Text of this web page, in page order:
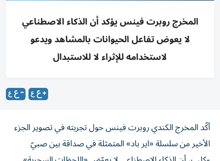
المخرج روبرت فينس يؤكد أن الذكاء الاصطناعي
لا يعوض تفاعل الحيوانات بالمشاهد ويدعو
لاستخدامه للإثراء لا للاستبدال
أكّد المخرج الكندي روبرت فينس حول تجربته في تصوير الجزء
الأخير من سلسلة «اير باد» المتمثلة في صداقة بين صبيّ